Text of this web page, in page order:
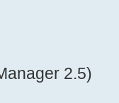
2.5)